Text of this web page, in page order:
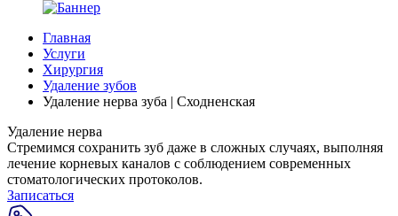
Главная
Услуги
Хирургия
Удаление зубов
Удаление нерва зуба | Сходненская
Удаление нерва
Стремимся сохранить зуб даже в сложных случаях, выполняя
лечение корневых каналов с соблюдением современных
стоматологических протоколов.
Записаться